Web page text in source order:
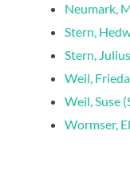
Neumark,
Stern,
Stern, Julius
Weil,
Weil, Suse
Wormser,